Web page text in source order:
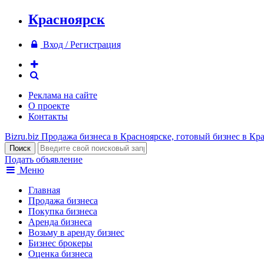
Красноярск
Вход / Регистрация
Реклама на сайте
О проекте
Контакты
Bizru.biz Продажа бизнеса в Красноярске, готовый бизнес в
Подать объявление
Меню
Главная
Продажа бизнеса
Покупка бизнеса
Аренда бизнеса
Возьму в аренду бизнес
Бизнес брокеры
Оценка бизнеса